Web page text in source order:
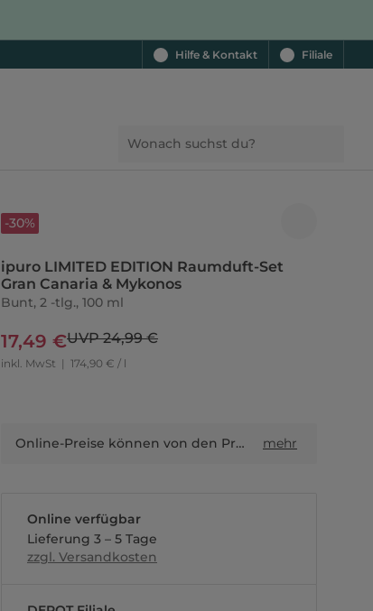
Hilfe & Kontakt Filiale
-30%
ipuro LIMITED EDITION Raumduft-Set
Gran Canaria & Mykonos
Bunt, 2 -tlg., 100 ml
17,49 €UVP 24,99 €
inkl. MwSt | 174,90 € / l
Online-Preise können von den Preisen in Filialen sowie Shop-in-Shop-Flächen abweichen. mehr
Online verfügbar
Lieferung 3 – 5 Tage
zzgl. Versandkosten